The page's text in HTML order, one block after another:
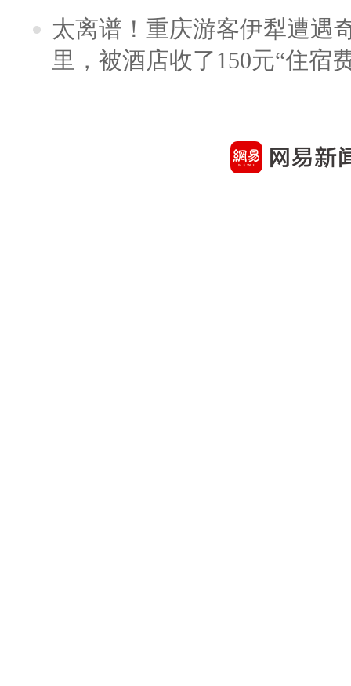
太离谱！重庆游客伊犁遭遇
里，被酒店收了150元“住宿